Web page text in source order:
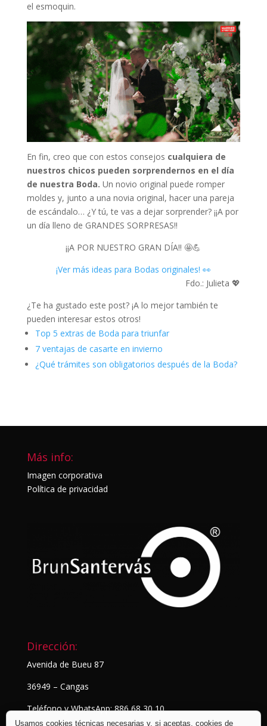
el esmoquin.
En fin, creo que con estos consejos cualquiera de
nuestros chicos pueden sorprendernos en el día
de nuestra Boda. Un novio original puede romper
moldes y, junto a una novia original, hacer una pareja
de escándalo… ¿Y tú, te vas a dejar sorprender? ¡¡A por
un día lleno de GRANDES SORPRESAS!!
¡¡A POR NUESTRO GRAN DÍA!! 🤩💪
¡Ver más ideas para Bodas originales! 👀
Fdo.: Julieta 💖
¿Te ha gustado este post? ¡A lo mejor también te
pueden interesar estos otros!
Top 5 extras de Boda para triunfar
7 ventajas de casarte en invierno
¿Qué trámites son obligatorios después de la Boda?
Más info:
Imagen corporativa
Política de privacidad
Dirección:
Avenida de Bueu 87
36949 – Cangas
Teléfono y WhatsApp: 886 68 30 10
Usamos cookies técnicas necesarias y, si aceptas, cookies de